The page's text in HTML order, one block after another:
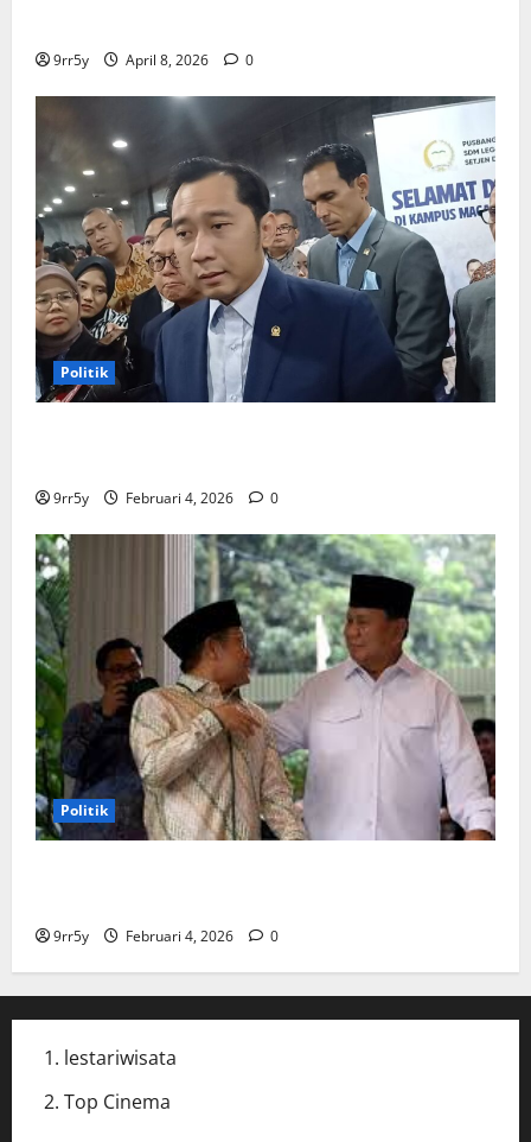
9rr5y April 8, 2026 0
Politik
9rr5y Februari 4, 2026 0
Politik
9rr5y Februari 4, 2026 0
lestariwisata
Top Cinema